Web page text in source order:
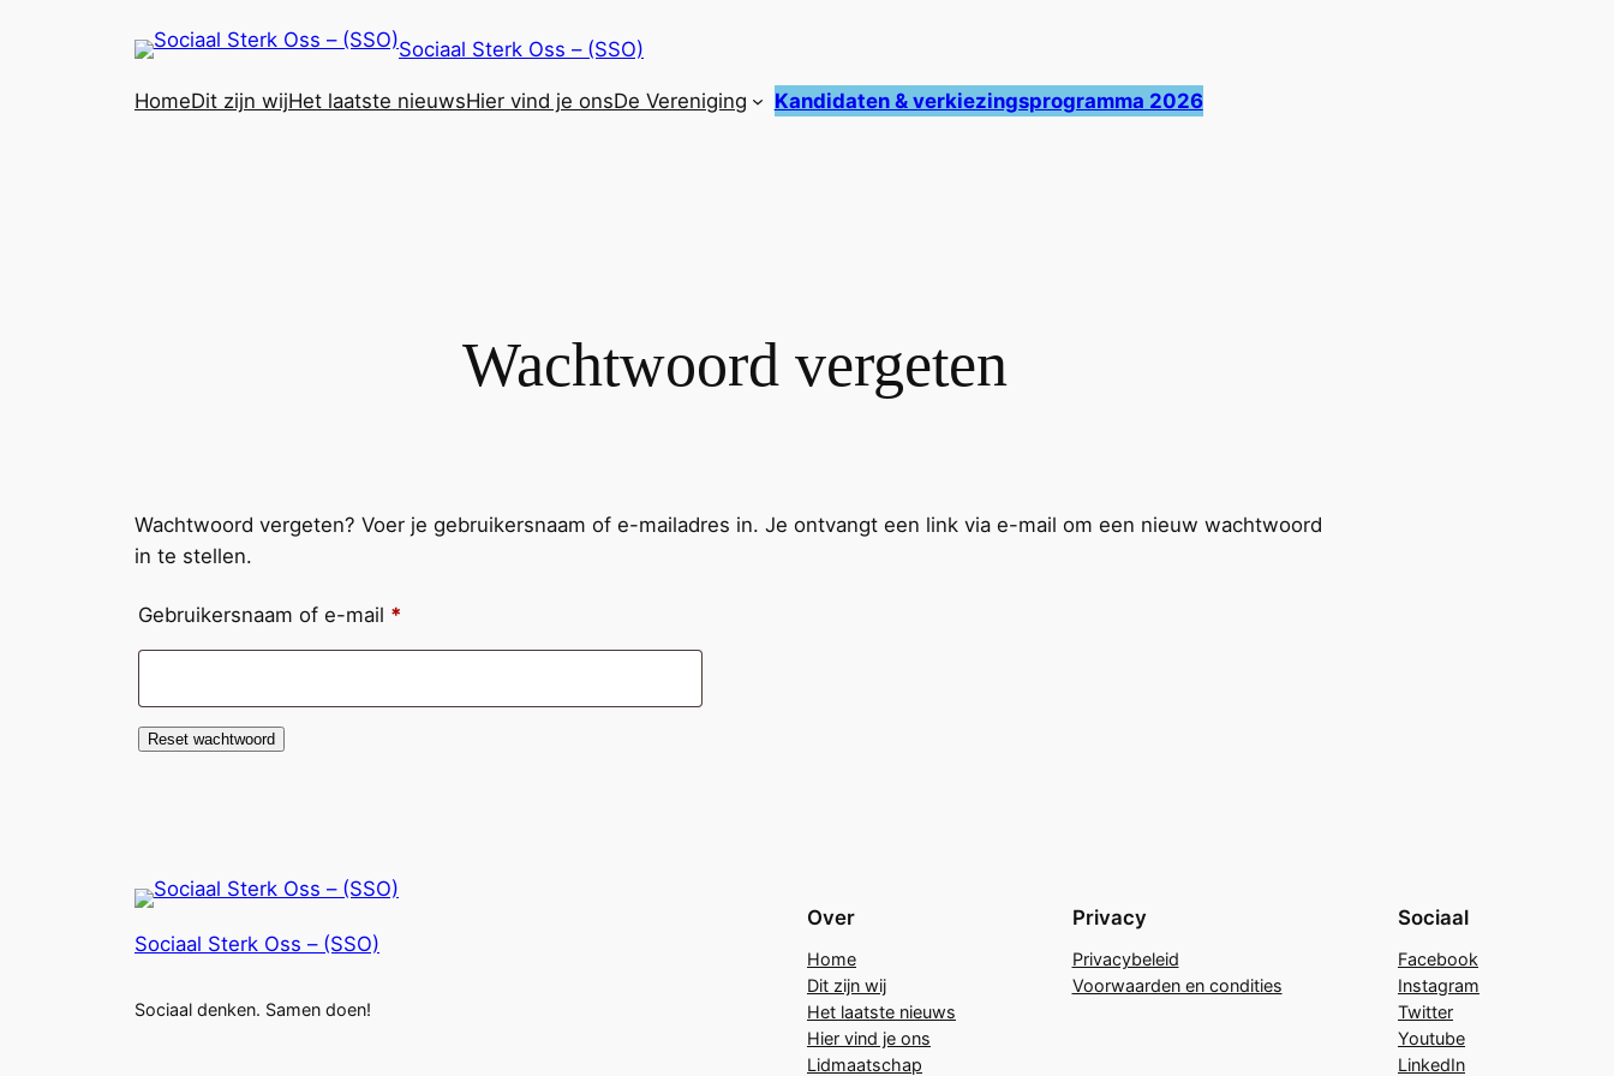
Sociaal Sterk Oss – (SSO)
HomeDit zijn wijHet laatste nieuwsHier vind je onsDe Vereniging Kandidaten & verkiezingsprogramma 2026
Wachtwoord vergeten
Wachtwoord vergeten? Voer je gebruikersnaam of e-mailadres in. Je ontvangt een link via e-mail om een nieuw wachtwoord
in te stellen.
Gebruikersnaam of e-mail *
Reset wachtwoord
Sociaal Sterk Oss – (SSO)
Sociaal denken. Samen doen!
Over
Home
Dit zijn wij
Het laatste nieuws
Hier vind je ons
Lidmaatschap
Privacy
Privacybeleid
Voorwaarden en condities
Sociaal
Facebook
Instagram
Twitter
Youtube
LinkedIn